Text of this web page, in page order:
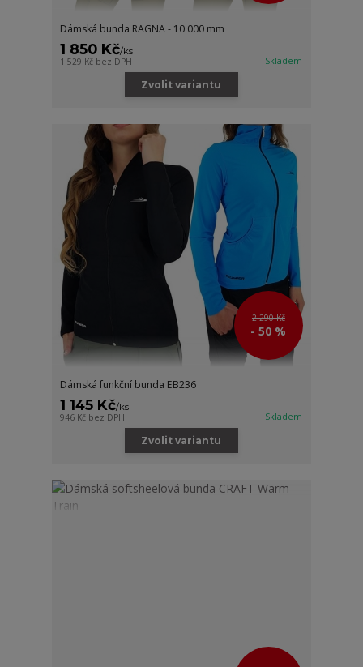
Dámská bunda RAGNA - 10 000 mm
1 850 Kč/ks
1 529 Kč bez DPH Skladem
Zvolit variantu
2 290 Kč
- 50 %
Dámská funkční bunda EB236
1 145 Kč/ks
946 Kč bez DPH Skladem
Zvolit variantu